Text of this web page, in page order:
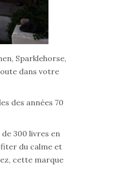
Sparklehorse,
dans votre
des années 70
300 livres en
du calme et
cette marque